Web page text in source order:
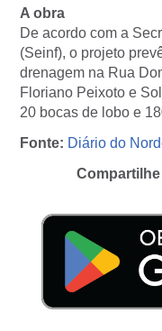
A obra
De acordo com a
(Seinf), o projeto
drenagem na Rua
Floriano Peixoto e
20 bocas de lobo e
Fonte: Diário do